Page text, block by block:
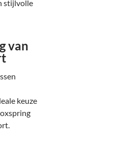
stijlvolle
van
keuze